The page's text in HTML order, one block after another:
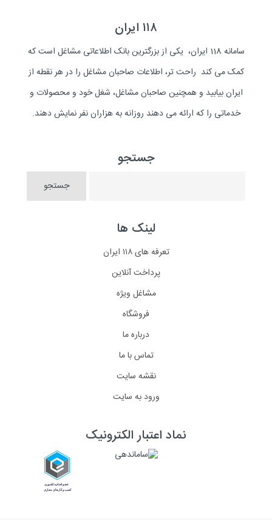
۱۱۸ ایران
سامانه 118 ایران، یکی از بزرگترین بانک اطلاعاتی مشاغل است که
کمک می کند راحت تر، اطلاعات صاحبان مشاغل را در هر نقطه از
ایران بیابید و همچنین صاحبان مشاغل، شغل خود و محصولات و
خدماتی را که ارائه می دهند روزانه به هزاران نفر نمایش دهند.
جستجو
لینک ها
تعرفه های ۱۱۸ ایران
پرداخت آنلاین
مشاغل ویژه
فروشگاه
درباره ما
تماس با ما
نقشه سایت
ورود به سایت
نماد اعتبار الکترونیک